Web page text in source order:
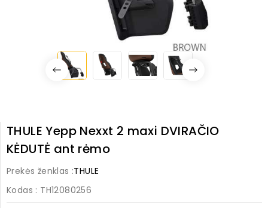
THULE Yepp Nexxt 2 maxi DVIRAČIO
KĖDUTĖ ant rėmo
Prekės ženklas :THULE
Kodas : TH12080256